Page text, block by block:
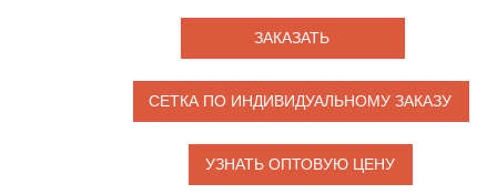
ЗАКАЗАТЬ
СЕТКА ПО ИНДИВИДУАЛЬНОМУ ЗАКАЗУ
УЗНАТЬ ОПТОВУЮ ЦЕНУ